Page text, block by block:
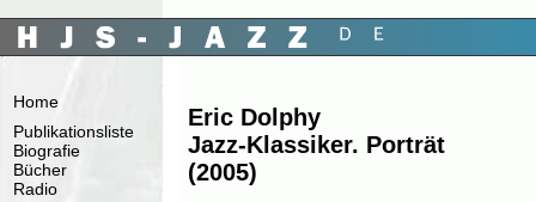
Home
Publikationsliste
Biografie
Bücher
Radio
Eric Dolphy
Jazz-Klassiker. Porträt
(2005)